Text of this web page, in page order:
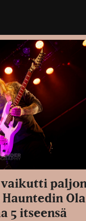
vaikutti paljon
Ola
5 itseensä